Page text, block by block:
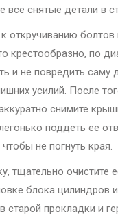
все снятые детали в
откручиванию болтов
крестообразно, по
и не повредить саму
усилий. После
снимите
поддеть ее
не погнуть края.
тщательно очистите
блока цилиндров
старой прокладки и